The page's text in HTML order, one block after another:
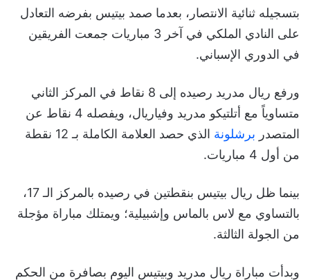
بتسجيله ثنائية الانتصار، بعدما صمد بيتيس بفرضه التعادل
على النادي الملكي في آخر 3 مباريات جمعت الفريقين
في الدوري الإسباني.
ورفع ريال مدريد رصيده إلى 8 نقاط في المركز الثاني
متساوياً مع أتلتيكو مدريد وفياريال، ويفصله 4 نقاط عن
المتصدر برشلونة
الذي حصد العلامة الكاملة بـ 12 نقطة
من أول 4 مباريات.
بينما ظل ريال بيتيس بنقطتين في رصيده بالمركز الـ 17،
بالتساوي مع لاس بالماس وإشبيلية؛ ويمتلك مباراة مؤجلة
من الجولة الثالثة.
وبدأت مباراة ريال مدريد وبيتيس اليوم بصافرة من الحكم